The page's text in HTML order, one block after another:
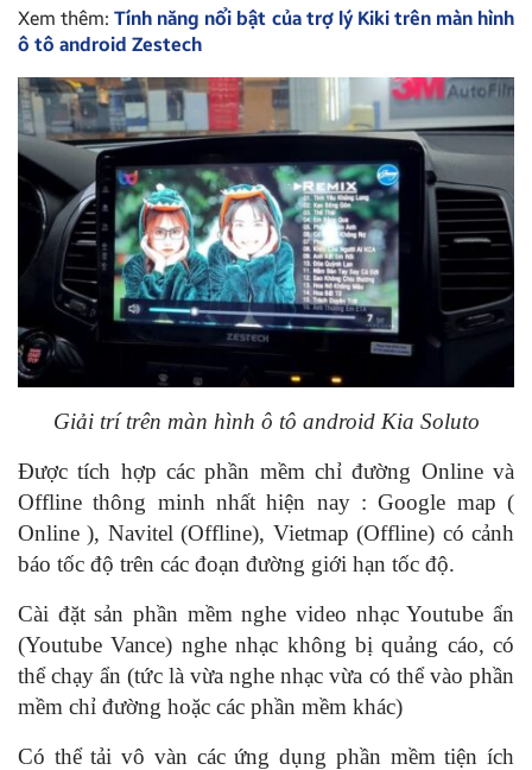
Xem thêm:Tính năng nổi bật của trợ lý Kiki trên màn hình
ô tô android Zestech
Giải trí trên màn hình ô tô android Kia Soluto
Được tích hợp các phần mềm chỉ đường Online và
Offline thông minh nhất hiện nay : Google map (
Online ), Navitel (Offline), Vietmap (Offline) có cảnh
báo tốc độ trên các đoạn đường giới hạn tốc độ.
Cài đặt sản phần mềm nghe video nhạc Youtube ẩn
(Youtube Vance) nghe nhạc không bị quảng cáo, có
thể chạy ẩn (tức là vừa nghe nhạc vừa có thể vào phần
mềm chỉ đường hoặc các phần mềm khác)
Có thể tải vô vàn các ứng dụng phần mềm tiện ích